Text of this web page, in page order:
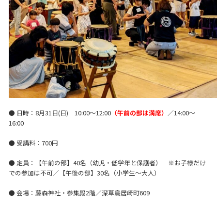
● 日時：8月31日(日) 10:00～12:00（午前の部は満席） ／14:00～
16:00
● 受講料：700円
● 定員：【午前の部】40名（幼児・低学年と保護者） ※お子様だけ
での参加は不可／【午後の部】30名（小学生～大人）
● 会場：藤森神社・参集殿2階／深草鳥居崎町609